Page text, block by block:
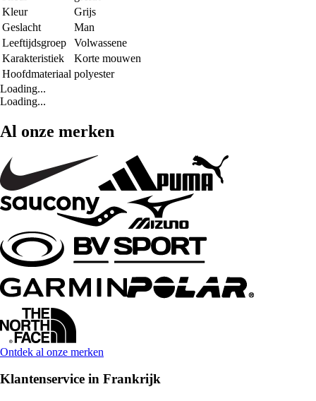
Kleur
Grijs
Geslacht
Man
Leeftijdsgroep
Volwassene
Karakteristiek
Korte mouwen
Hoofdmateriaal polyester
Loading...
Loading...
Al onze merken
Ontdek al onze merken
Klantenservice in Frankrijk